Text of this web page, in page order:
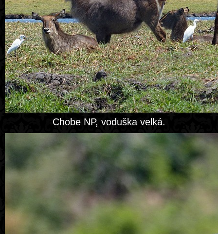
Chobe NP, voduška velká.